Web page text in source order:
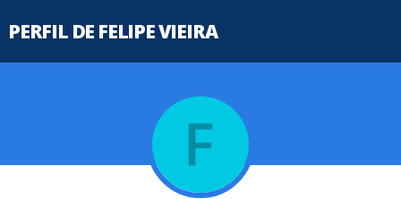
PERFIL DE FELIPE VIEIRA